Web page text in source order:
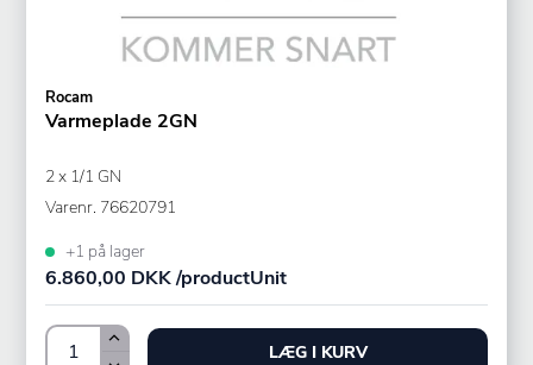
Rocam
Varmeplade 2GN
2 x 1/1 GN
Varenr. 76620791
+1 på lager
6.860,00 DKK /productUnit
LÆG I KURV